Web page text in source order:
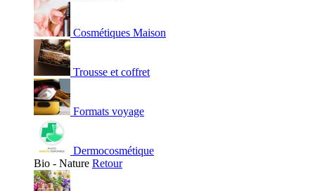
Cosmétiques Maison
Trousse et coffret
Formats voyage
Dermocosmétique
Bio - Nature Retour